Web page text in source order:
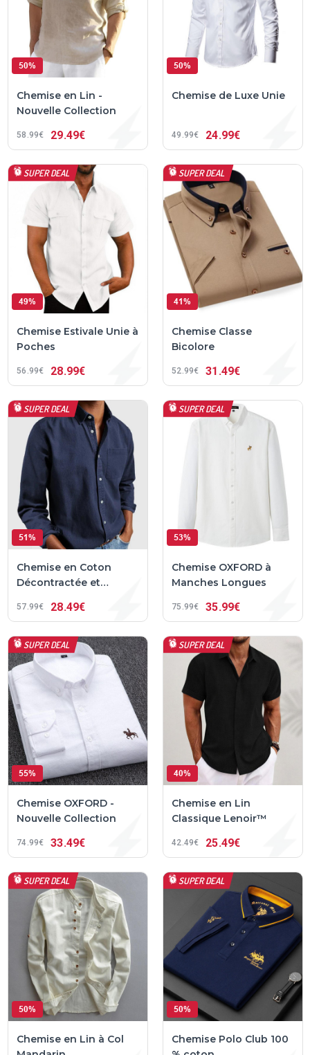
50%
Chemise en Lin -
Nouvelle Collection
58 99€ 29 49€
50%
Chemise de Luxe Unie
49 99€ 24 99€
SUPER DEAL
49%
Chemise Estivale Unie à
Poches
56 99€ 28 99€
SUPER DEAL
41%
Chemise Classe
Bicolore
52 99€ 31 49€
SUPER DEAL
51%
Chemise en Coton
Décontractée et
57 99€ 28 49€
SUPER DEAL
53%
Chemise OXFORD à
Manches Longues
75 99€ 35 99€
SUPER DEAL
55%
Chemise OXFORD -
Nouvelle Collection
74 99€ 33 49€
SUPER DEAL
40%
Chemise en Lin
Classique Lenoir™
42 49€ 25 49€
SUPER DEAL
50%
Chemise en Lin à Col
SUPER DEAL
50%
Chemise Polo Club 100